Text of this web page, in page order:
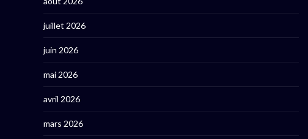
juillet 2026
juin 2026
mai 2026
avril 2026
mars 2026